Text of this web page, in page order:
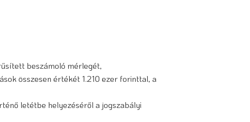
beszámoló mérlegét,
összesen értékét 1.210 ezer forinttal, a
letétbe helyezéséről a jogszabályi